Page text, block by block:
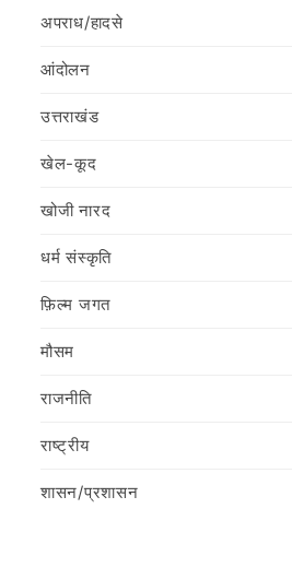
अपराध/हादसे
आंदोलन
उत्तराखंड
खेल-कूद
खोजी नारद
धर्म संस्कृति
फ़िल्‍म जगत
मौसम
राजनीति
राष्ट्रीय
शासन/प्रशासन